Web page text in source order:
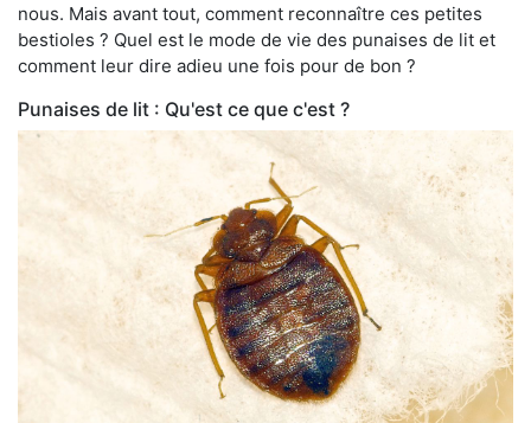
nous. Mais avant tout, comment reconnaître ces petites
bestioles ? Quel est le mode de vie des punaises de lit et
comment leur dire adieu une fois pour de bon ?
Punaises de lit : Qu'est ce que c'est ?